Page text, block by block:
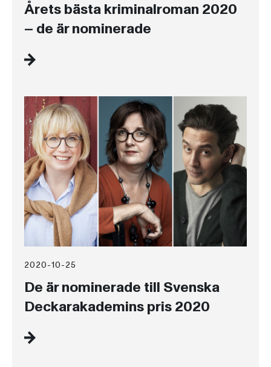
Årets bästa kriminalroman 2020
– de är nominerade
2020-10-25
De är nominerade till Svenska
Deckarakademins pris 2020